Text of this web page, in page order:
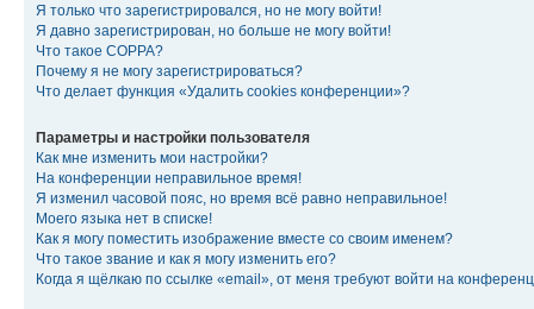
Я только что зарегистрировался, но не могу войти!
Я давно зарегистрирован, но больше не могу войти!
Что такое COPPA?
Почему я не могу зарегистрироваться?
Что делает функция «Удалить cookies конференции»?
Параметры и настройки пользователя
Как мне изменить мои настройки?
На конференции неправильное время!
Я изменил часовой пояс, но время всё равно неправильное!
Моего языка нет в списке!
Как я могу поместить изображение вместе со своим именем?
Что такое звание и как я могу изменить его?
Когда я щёлкаю по ссылке «email», от меня требуют войти на